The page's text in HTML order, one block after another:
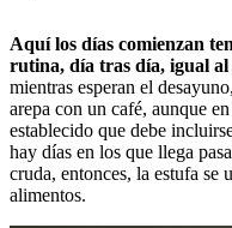
Aquí los días comienzan
rutina, día tras día, igual
mientras esperan el
arepa con un café, aunque
establecido que debe
hay días en los que llega
cruda, entonces, la estufa se
alimentos.